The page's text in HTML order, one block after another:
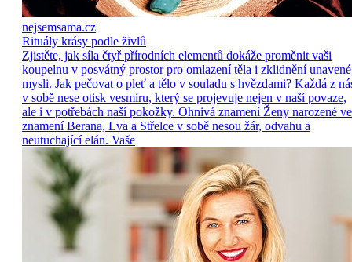
nejsemsama.cz
Rituály krásy podle živlů
Zjistěte, jak síla čtyř přírodních elementů dokáže proměnit vaši
koupelnu v posvátný prostor pro omlazení těla i zklidnění unavené
mysli. Jak pečovat o pleť a tělo v souladu s hvězdami? Každá z
v sobě nese otisk vesmíru, který se projevuje nejen v naší povaze,
ale i v potřebách naší pokožky. Ohnivá znamení Ženy narozené ve
znamení Berana, Lva a Střelce v sobě nesou žár, odvahu a
neutuchající elán. Vaše